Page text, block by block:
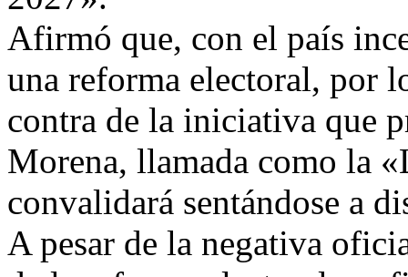
Afirmó que, con el país
una reforma electoral, por
contra de la iniciativa que
Morena, llamada como la
convalidará sentándose a
A pesar de la negativa